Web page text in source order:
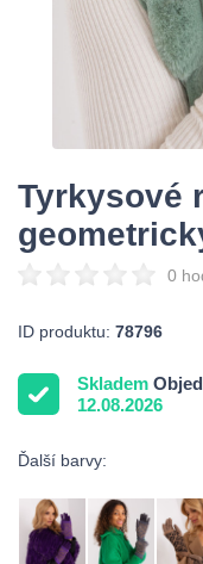
Tyrkysové
0
ID produktu: 78796
Skladem
12.08.2026
Ďalší barvy: